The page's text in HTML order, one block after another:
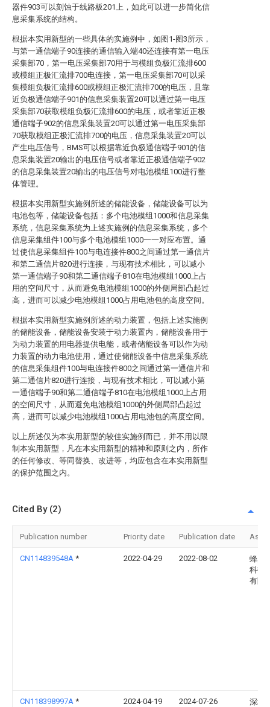
器件903可以刻蚀于线路板201上，如此可以进一步简化信
息采集系统的结构。
根据本实用新型的一些具体的实施例中，如图1-图3所示，
与第一通信端子90连接的通信输入端40还连接有第一电压
采集部70，第一电压采集部70用于与模组负极汇流排600
或模组正极汇流排700电连接，第一电压采集部70可以采
集模组负极汇流排600或模组正极汇流排700的电压，且靠
近负极通信端子901的信息采集装置20可以通过第一电压
采集部70获取模组负极汇流排600的电压，或者靠近正极
通信端子902的信息采集装置20可以通过第一电压采集部
70获取模组正极汇流排700的电压，信息采集装置20可以
产生电压信号，BMS可以根据靠近负极通信端子901的信
息采集装置20输出的电压信号或者靠近正极通信端子902
的信息采集装置20输出的电压信号对电池模组100进行整
体管理。
根据本实用新型实施例所述的储能设备，储能设备可以为
电池包等，储能设备包括：多个电池模组1000和信息采集
系统，信息采集系统为上述实施例的信息采集系统，多个
信息采集组件100与多个电池模组1000一一对应布置。通
过使信息采集组件100与电连接件800之间通过第一通信片
和第二通信片820进行连接，与现有技术相比，可以减小
第一通信端子90和第二通信端子810在电池模组1000上占
用的空间尺寸，从而避免电池模组1000的外侧局部凸起过
高，进而可以减少电池模组1000占用电池包的高度空间。
根据本实用新型实施例所述的动力装置，包括上述实施例
的储能设备，储能设备安装于动力装置内，储能设备用于
为动力装置的用电器提供电能，或者储能设备可以作为动
力装置的动力电池使用，通过使储能设备中信息采集系统
的信息采集组件100与电连接件800之间通过第一通信片和
第二通信片820进行连接，与现有技术相比，可以减小第
一通信端子90和第二通信端子810在电池模组1000上占用
的空间尺寸，从而避免电池模组1000的外侧局部凸起过
高，进而可以减少电池模组1000占用电池包的高度空间。
以上所述仅为本实用新型的较佳实施例而已，并不用以限
制本实用新型，凡在本实用新型的精神和原则之内，所作
的任何修改、等同替换、改进等，均应包含在本实用新型
的保护范围之内。
Cited By (2)
Publication number Priority date Publication date
CN114839548A * 2022-04-29 2022-08-02
蜂巢
科技
有限
CN118398997A * 2024-04-19 2024-07-26
深圳